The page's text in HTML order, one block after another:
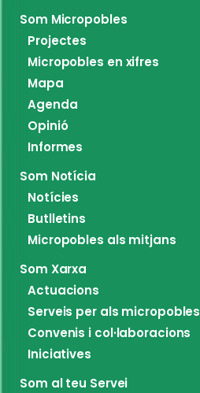
Som Micropobles
Projectes
Micropobles en xifres
Mapa
Agenda
Opinió
Informes
Som Notícia
Notícies
Butlletins
Micropobles als mitjans
Som Xarxa
Actuacions
Serveis per als micropobles
Convenis i col·laboracions
Iniciatives
Som al teu Servei